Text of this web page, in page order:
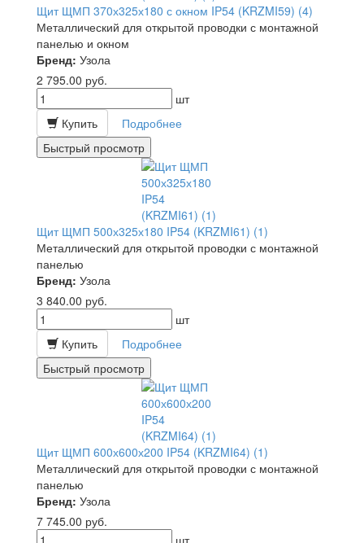
Щит ЩМП 370х325х180 с окном IP54 (KRZMI59) (4)
Металлический для открытой проводки с монтажной
панелью и окном
Бренд: Узола
2 795.00 руб.
шт
Купить
Подробнее
Быстрый просмотр
Щит ЩМП 500х325х180 IP54 (KRZMI61) (1)
Металлический для открытой проводки с монтажной
панелью
Бренд: Узола
3 840.00 руб.
шт
Купить
Подробнее
Быстрый просмотр
Щит ЩМП 600х600х200 IP54 (KRZMI64) (1)
Металлический для открытой проводки с монтажной
панелью
Бренд: Узола
7 745.00 руб.
шт